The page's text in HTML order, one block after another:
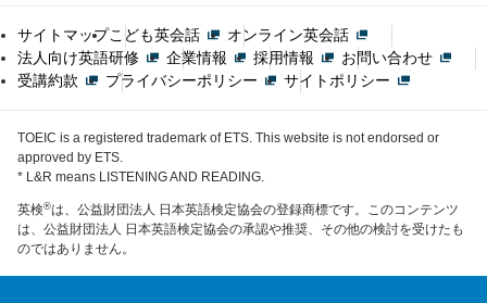
サイトマップこども英会話
オンライン英会話
法人向け英語研修
企業情報 採用情報
お問い合わせ
受講約款
プライバシーポリシー サイトポリシー
TOEIC is a registered trademark of ETS. This website is not endorsed or
approved by ETS.
* L&R means LISTENING AND READING.
英検®は、公益財団法人 日本英語検定協会の登録商標です。このコンテンツ
は、公益財団法人 日本英語検定協会の承認や推奨、その他の検討を受けたも
のではありません。